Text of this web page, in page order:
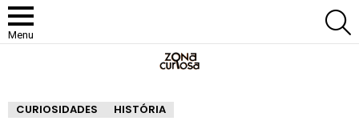
Menu
CURIOSIDADES HISTÓRIA